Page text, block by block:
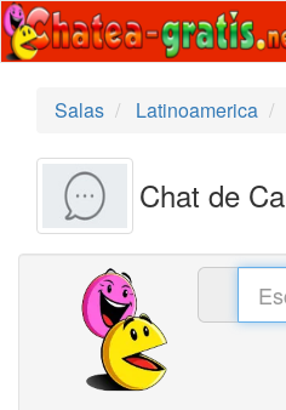
Salas
Latinoamerica
Chat de